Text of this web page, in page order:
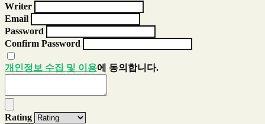
Writer
Email
Password
Confirm Password
개인정보 수집 및 이용에 동의합니다.
Rating